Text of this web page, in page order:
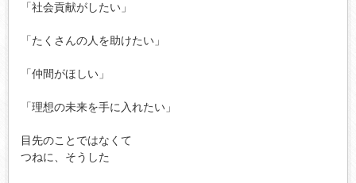
「社会貢献がしたい」
「たくさんの人を助けたい」
「仲間がほしい」
「理想の未来を手に入れたい」
目先のことではなくて
つねに、そうした